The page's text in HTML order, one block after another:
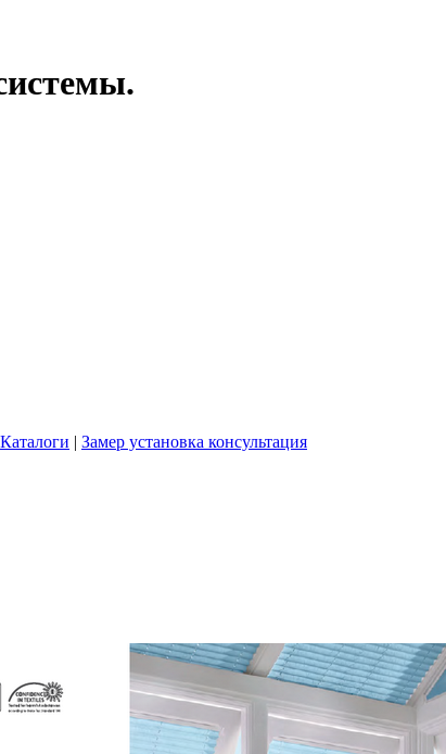
Каталоги | Замер установка консультация